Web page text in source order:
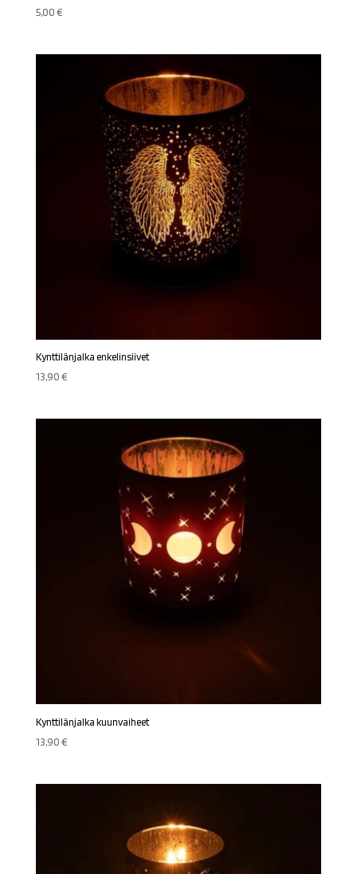
5,00€
Kynttilänjalka enkelinsiivet
13,90€
Kynttilänjalka kuunvaiheet
13,90€